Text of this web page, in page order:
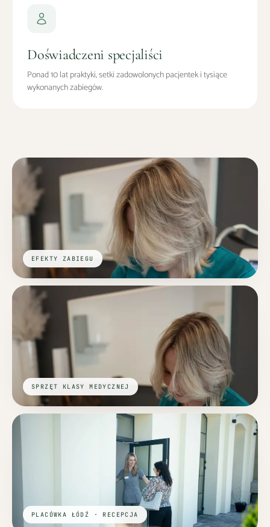
Doświadczeni specjaliści
Ponad 10 lat praktyki, setki zadowolonych pacjentek i tysiące
wykonanych zabiegów.
EFEKTY ZABIEGU
SPRZĘT KLASY MEDYCZNEJ
PLACÓWKA ŁÓDŹ · RECEPCJA